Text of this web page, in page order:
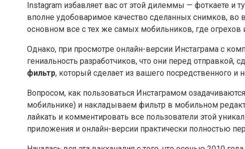
Instagram избавляет вас от этой дилеммы — фоткаете
вполне удобоваримое качество сделанных снимков, во
основном все с тех же самых мобильников, где огрехов
Однако, при просмотре онлайн-версии Инстаграма с
гениальность разработчиков, что они перед
фильтр, который сделает из вашего посредственного
Вопросом, как пользоваться Инстаграмом
мобильнике) и накладываем фильтр в мобильном
лайкать и комментировать все пользователи этой
приложения и онлайн-версии практически полностью